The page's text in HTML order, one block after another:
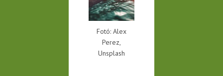
Fotó: Alex
Perez,
Unsplash